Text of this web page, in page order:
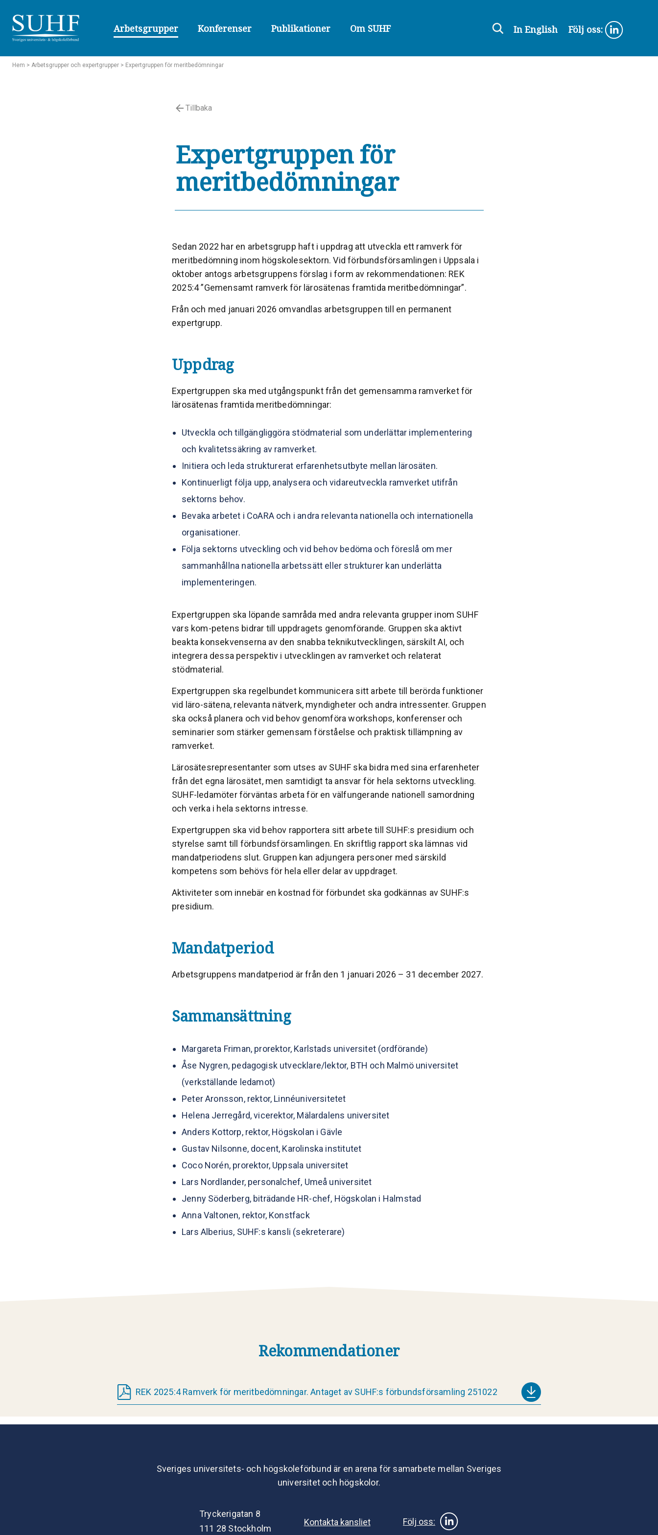
Arbetsgrupper Konferenser Publikationer Om SUHF In English Följ oss:
Hem > Arbetsgrupper och expertgrupper > Expertgruppen för meritbedömningar
Tillbaka
Expertgruppen för
meritbedömningar
Sedan 2022 har en arbetsgrupp haft i uppdrag att utveckla ett ramverk för
meritbedömning inom högskolesektorn. Vid förbundsförsamlingen i Uppsala i
oktober antogs arbetsgruppens förslag i form av rekommendationen: REK
2025:4 ”Gemensamt ramverk för lärosätenas framtida meritbedömningar”.
Från och med januari 2026 omvandlas arbetsgruppen till en permanent
expertgrupp.
Uppdrag
Expertgruppen ska med utgångspunkt från det gemensamma ramverket för
lärosätenas framtida meritbedömningar:
Utveckla och tillgängliggöra stödmaterial som underlättar implementering
och kvalitetssäkring av ramverket.
Initiera och leda strukturerat erfarenhetsutbyte mellan lärosäten.
Kontinuerligt följa upp, analysera och vidareutveckla ramverket utifrån
sektorns behov.
Bevaka arbetet i CoARA och i andra relevanta nationella och internationella
organisationer.
Följa sektorns utveckling och vid behov bedöma och föreslå om mer
sammanhållna nationella arbetssätt eller strukturer kan underlätta
implementeringen.
Expertgruppen ska löpande samråda med andra relevanta grupper inom SUHF
vars kom-petens bidrar till uppdragets genomförande. Gruppen ska aktivt
beakta konsekvenserna av den snabba teknikutvecklingen, särskilt AI, och
integrera dessa perspektiv i utvecklingen av ramverket och relaterat
stödmaterial.
Expertgruppen ska regelbundet kommunicera sitt arbete till berörda funktioner
vid läro-sätena, relevanta nätverk, myndigheter och andra intressenter. Gruppen
ska också planera och vid behov genomföra workshops, konferenser och
seminarier som stärker gemensam förståelse och praktisk tillämpning av
ramverket.
Lärosätesrepresentanter som utses av SUHF ska bidra med sina erfarenheter
från det egna lärosätet, men samtidigt ta ansvar för hela sektorns utveckling.
SUHF-ledamöter förväntas arbeta för en välfungerande nationell samordning
och verka i hela sektorns intresse.
Expertgruppen ska vid behov rapportera sitt arbete till SUHF:s presidium och
styrelse samt till förbundsförsamlingen. En skriftlig rapport ska lämnas vid
mandatperiodens slut. Gruppen kan adjungera personer med särskild
kompetens som behövs för hela eller delar av uppdraget.
Aktiviteter som innebär en kostnad för förbundet ska godkännas av SUHF:s
presidium.
Mandatperiod
Arbetsgruppens mandatperiod är från den 1 januari 2026 – 31 december 2027.
Sammansättning
Margareta Friman, prorektor, Karlstads universitet (ordförande)
Åse Nygren, pedagogisk utvecklare/lektor, BTH och Malmö universitet
(verkställande ledamot)
Peter Aronsson, rektor, Linnéuniversitetet
Helena Jerregård, vicerektor, Mälardalens universitet
Anders Kottorp, rektor, Högskolan i Gävle
Gustav Nilsonne, docent, Karolinska institutet
Coco Norén, prorektor, Uppsala universitet
Lars Nordlander, personalchef, Umeå universitet
Jenny Söderberg, biträdande HR-chef, Högskolan i Halmstad
Anna Valtonen, rektor, Konstfack
Lars Alberius, SUHF:s kansli (sekreterare)
Rekommendationer
REK 2025:4 Ramverk för meritbedömningar. Antaget av SUHF:s förbundsförsamling 251022
Sveriges universitets- och högskoleförbund är en arena för samarbete mellan Sveriges
universitet och högskolor.
Tryckerigatan 8
111 28 Stockholm
Kontakta kansliet Följ oss: